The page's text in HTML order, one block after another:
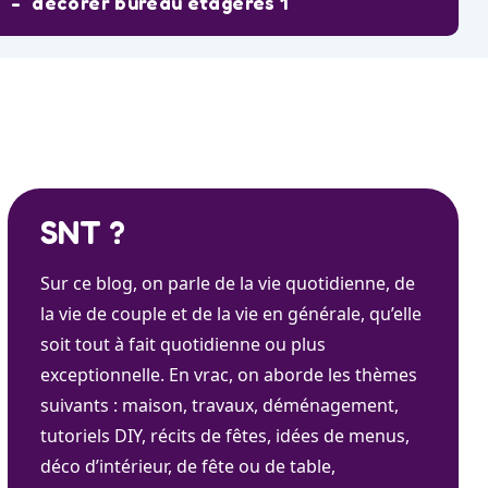
SNT ?
Sur ce blog, on parle de la vie quotidienne, de
la vie de couple et de la vie en générale, qu’elle
soit tout à fait quotidienne ou plus
exceptionnelle. En vrac, on aborde les thèmes
suivants : maison, travaux, déménagement,
tutoriels DIY, récits de fêtes, idées de menus,
déco d’intérieur, de fête ou de table,